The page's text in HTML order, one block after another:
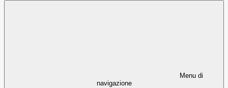
Menu di
navigazione